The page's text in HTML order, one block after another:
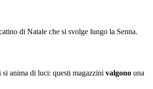
di Natale che si svolge lungo la Senna.
anima di luci: questi magazzini valgono una